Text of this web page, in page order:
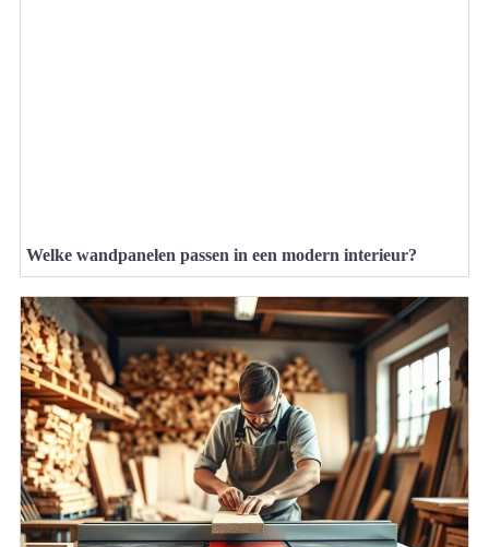
Welke wandpanelen passen in een modern interieur?